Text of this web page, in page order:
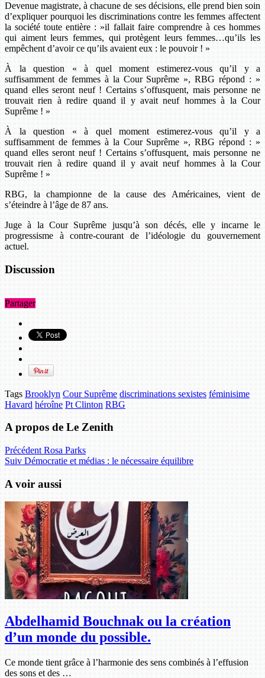
Devenue magistrate, à chacune de ses décisions, elle prend bien soin
d’expliquer pourquoi les discriminations contre les femmes affectent
la société toute entière : »il fallait faire comprendre à ces hommes
qui aiment leurs femmes, qui protègent leurs femmes…qu’ils les
empêchent d’avoir ce qu’ils avaient eux : le pouvoir ! »
À la question « à quel moment estimerez-vous qu’il y a
suffisamment de femmes à la Cour Suprême », RBG répond : »
quand elles seront neuf ! Certains s’offusquent, mais personne ne
trouvait rien à redire quand il y avait neuf hommes à la Cour
Suprême ! »
À la question « à quel moment estimerez-vous qu’il y a
suffisamment de femmes à la Cour Suprême », RBG répond : »
quand elles seront neuf ! Certains s’offusquent, mais personne ne
trouvait rien à redire quand il y avait neuf hommes à la Cour
Suprême ! »
RBG, la championne de la cause des Américaines, vient de
s’éteindre à l’âge de 87 ans.
Juge à la Cour Suprême jusqu’à son décés, elle y incarne le
progressisme à contre-courant de l’idéologie du gouvernement
actuel.
Discussion
Partager
Tags Brooklyn Cour Suprême discriminations sexistes féminisime
Havard héroîne Pt Clinton RBG
A propos de Le Zenith
Précédent Rosa Parks
Suiv Démocratie et médias : le nécessaire équilibre
A voir aussi
Abdelhamid Bouchnak ou la création
d’un monde du possible.
Ce monde tient grâce à l’harmonie des sens combinés à l’effusion
des sons et des …